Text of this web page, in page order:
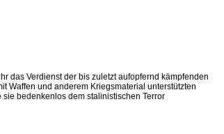
das Verdienst der bis zuletzt aufopfernd kämpfenden
Waffen und anderem Kriegsmaterial unterstützten
bedenkenlos dem stalinistischen Terror